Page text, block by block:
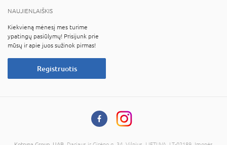
NAUJIENLAIŠKIS
Kiekvieną mėnesį mes turime
ypatingų pasiūlymų! Prisijunk prie
mūsų ir apie juos sužinok pirmas!
Registruotis